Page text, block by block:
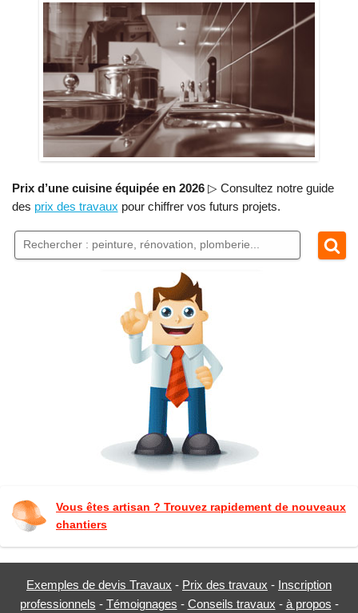
Prix d’une cuisine équipée en 2026▷ Consultez notre guide
des prix des travaux pour chiffrer vos futurs projets.
Vous êtes artisan ? Trouvez rapidement de nouveaux
chantiers
Exemples de devis Travaux - Prix des travaux - Inscription
professionnels - Témoignages - Conseils travaux - à propos -